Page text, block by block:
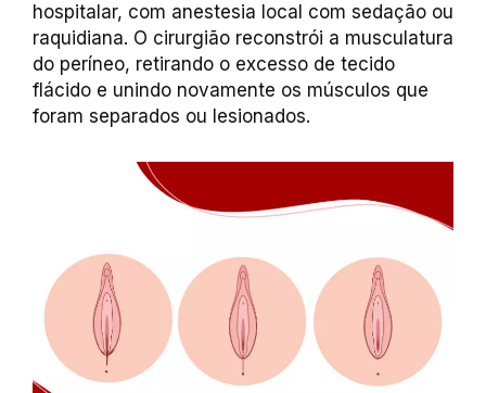
hospitalar, com anestesia local com sedação ou
raquidiana. O cirurgião reconstrói a musculatura
do períneo, retirando o excesso de tecido
flácido e unindo novamente os músculos que
foram separados ou lesionados.